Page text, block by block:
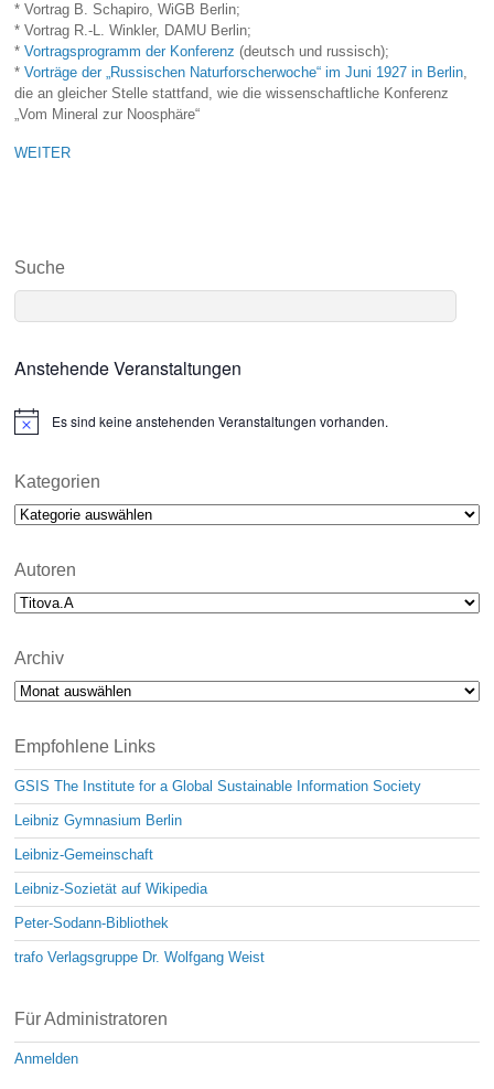
* Vortrag B. Schapiro, WiGB Berlin;
* Vortrag R.-L. Winkler, DAMU Berlin;
*Vortragsprogramm der Konferenz(deutsch und russisch);
*Vorträge der „Russischen Naturforscherwoche“ im Juni 1927 in Berlin,
die an gleicher Stelle stattfand, wie die wissenschaftliche Konferenz
„Vom Mineral zur Noosphäre“
WEITER
Suche
Anstehende Veranstaltungen
N
i
e
Es sind keine anstehenden Veranstaltungen vorhanden.
Kategorien
Kategorien
Autoren
Archiv
Archiv
Empfohlene Links
GSIS The Institute for a Global Sustainable Information Society
Leibniz Gymnasium Berlin
Leibniz-Gemeinschaft
Leibniz-Sozietät auf Wikipedia
Peter-Sodann-Bibliothek
trafo Verlagsgruppe Dr. Wolfgang Weist
Für Administratoren
Anmelden